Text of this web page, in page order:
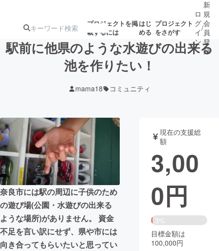
プロジェクトを掲
載するには
はじ
める
プロジェクト
をさがす
ジェクト
ロジェクト
アート・写真 音楽
テクノロジー・ガジェット ゲーム・サ
映像・映画 書籍・雑誌
ビジネス・起業 チャレンジ
まちづくり・地域活性化
ロ
グ
イ
ン
/
新
規
会
員
登
録
駅前に他県のような水遊びの出来る
池を作りたい！
mama18 コミュニティ
奈良市には駅の周辺に子供のため
の遊び場(公園・水遊びの出来る
ような場所)がありません。 資金
不足を言い訳にせず、県や市には
向き合ってもらいたいと思ってい
現在の支援総
額
3,00
0円
3%
目標金額は
100,000円